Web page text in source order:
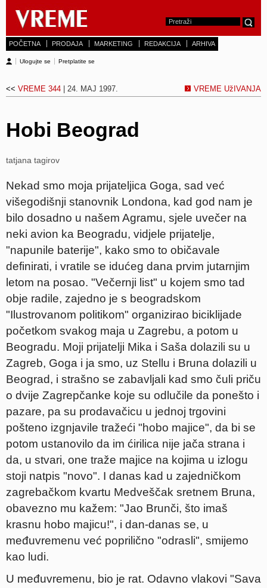
POČETNA PRODAJA MARKETING REDAKCIJA ARHIVA
Ulogujte se Pretplatite se
<< VREME 344 | 24. MAJ 1997. VREME UžIVANJA
Hobi Beograd
tatjana tagirov
Nekad smo moja prijateljica Goga, sad već
višegodišnji stanovnik Londona, kad god nam je
bilo dosadno u našem Agramu, sjele uvečer na
neki avion ka Beogradu, vidjele prijatelje,
"napunile baterije", kako smo to običavale
definirati, i vratile se idućeg dana prvim jutarnjim
letom na posao. "Večernji list" u kojem smo tad
obje radile, zajedno je s beogradskom
"Ilustrovanom politikom" organizirao biciklijade
početkom svakog maja u Zagrebu, a potom u
Beogradu. Moji prijatelji Mika i Saša dolazili su u
Zagreb, Goga i ja smo, uz Stellu i Bruna dolazili u
Beograd, i strašno se zabavljali kad smo čuli priču
o dvije Zagrepčanke koje su odlučile da ponešto i
pazare, pa su prodavačicu u jednoj trgovini
pošteno izgnjavile tražeći "hobo majice", da bi se
potom ustanovilo da im ćirilica nije jača strana i
da, u stvari, one traže majice na kojima u izlogu
stoji natpis "novo". I danas kad u zajedničkom
zagrebačkom kvartu Medveščak sretnem Bruna,
obavezno mu kažem: "Jao Brunči, što imaš
krasnu hobo majicu!", i dan-danas se, u
međuvremenu već poprilično "odrasli", smijemo
kao ludi.
U međuvremenu, bio je rat. Odavno vlakovi "Sava